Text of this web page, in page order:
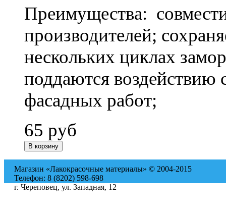
Преимущества:
производителей;
нескольких циклах
поддаются воздействию
фасадных работ;
65 руб
Магазин «Лакокрасочные материалы» © 2004-2015
Телефон: 8 (8202) 598-698
г. Череповец, ул. Западная, 12